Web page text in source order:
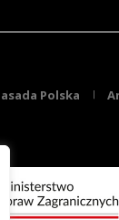
Polska